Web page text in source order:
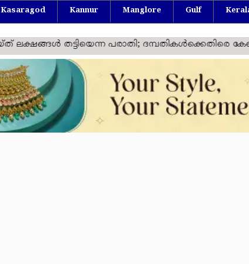
Kasaragod Kannur Manglore Gulf